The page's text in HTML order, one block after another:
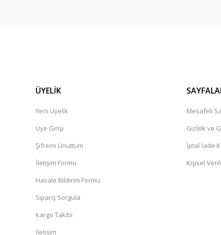
ÜYELİK
Yeni Üyelik
Üye Girişi
Şifremi Unuttum
İletişim Formu
Havale Bildirim Formu
Sipariş Sorgula
Kargo Takibi
İletişim
Mesafeli
Gizlilik ve
İptal İade
Kişisel